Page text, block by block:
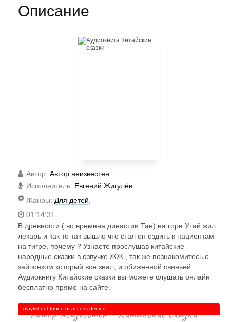
Описание
Автор: Автор неизвестен
Исполнитель: Евгений Жигулёв
Жанры: Для детей
01:14:31
В древности ( во времена династии Тан) на горе Утай жил
лекарь и как то так вышло что стал он ездить к пациентам
на тигре, почему ? Узнаете прослушав китайские
народные сказки в озвучке ЖЖ , так же познакомитесь с
зайчонком который все знал, и обиженной свиньей....
Аудиокнигу Китайские сказки вы можете слушать онлайн
бесплатно прямо на сайте.
Автор неизвестен - Китайские сказки
playlist not found or access denied